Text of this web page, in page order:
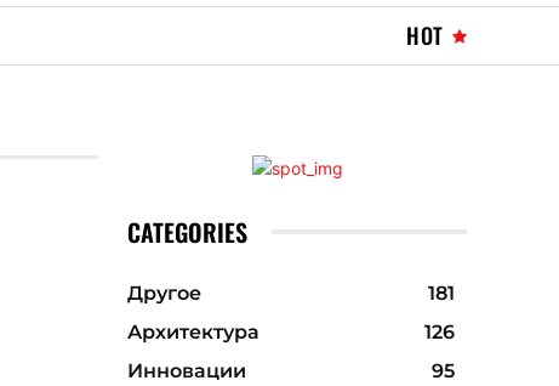
HOT
CATEGORIES
Другое
181
Архитектура
126
Инновации
95